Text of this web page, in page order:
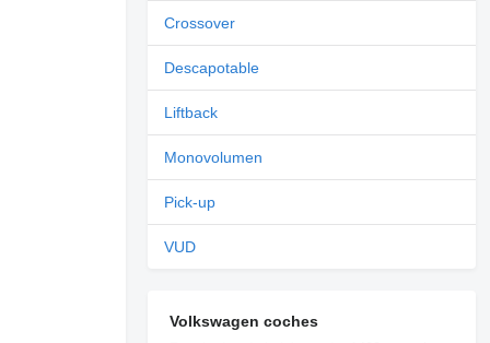
Crossover
Descapotable
Liftback
Monovolumen
Pick-up
VUD
Volkswagen coches